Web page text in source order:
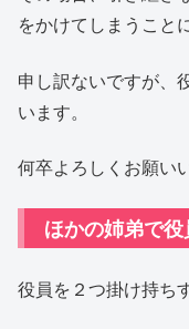
をかけてしまうこと
申し訳ないですが、
います。
何卒よろしくお願い
ほかの姉弟で
役員を２つ掛け持ち